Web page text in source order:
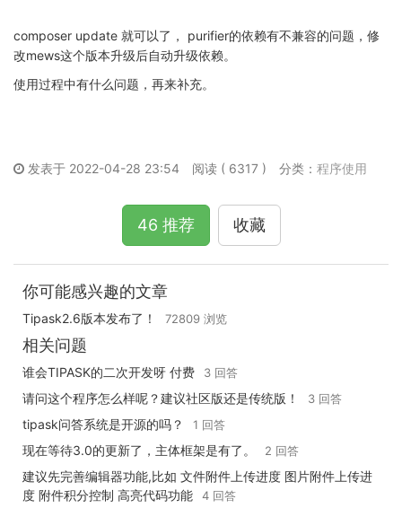
composer update 就可以了， purifier的依赖有不兼容的问题，修
改mews这个版本升级后自动升级依赖。
使用过程中有什么问题，再来补充。
发表于 2022-04-28 23:54 阅读 ( 6317 ) 分类： 程序使用
46 推荐 收藏
你可能感兴趣的文章
Tipask2.6版本发布了！ 72809 浏览
相关问题
谁会TIPASK的二次开发呀 付费 3 回答
请问这个程序怎么样呢？建议社区版还是传统版！ 3 回答
tipask问答系统是开源的吗？ 1 回答
现在等待3.0的更新了，主体框架是有了。 2 回答
建议先完善编辑器功能,比如 文件附件上传进度 图片附件上传进
度 附件积分控制 高亮代码功能
4 回答